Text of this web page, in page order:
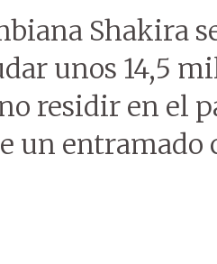
Shakira
unos 14,5
residir en el
un entramado